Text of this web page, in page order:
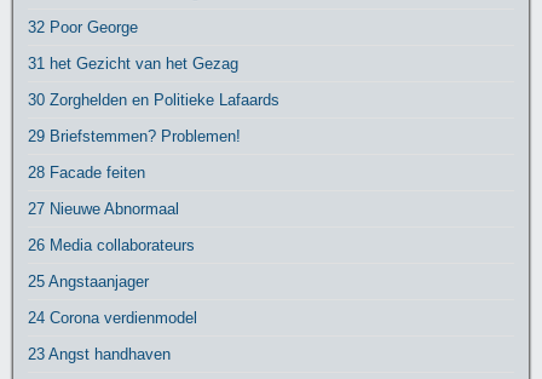
32 Poor George
31 het Gezicht van het Gezag
30 Zorghelden en Politieke Lafaards
29 Briefstemmen? Problemen!
28 Facade feiten
27 Nieuwe Abnormaal
26 Media collaborateurs
25 Angstaanjager
24 Corona verdienmodel
23 Angst handhaven